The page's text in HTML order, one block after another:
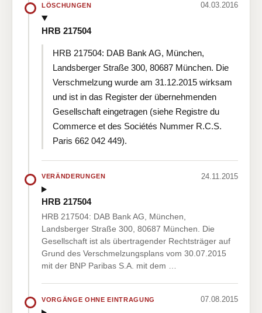
LÖSCHUNGEN 04.03.2016
HRB 217504
HRB 217504: DAB Bank AG, München,
Landsberger Straße 300, 80687 München. Die
Verschmelzung wurde am 31.12.2015 wirksam
und ist in das Register der übernehmenden
Gesellschaft eingetragen (siehe Registre du
Commerce et des Sociétés Nummer R.C.S.
Paris 662 042 449).
VERÄNDERUNGEN 24.11.2015
HRB 217504
HRB 217504: DAB Bank AG, München,
Landsberger Straße 300, 80687 München. Die
Gesellschaft ist als übertragender Rechtsträger auf
Grund des Verschmelzungsplans vom 30.07.2015
mit der BNP Paribas S.A. mit dem …
VORGÄNGE OHNE EINTRAGUNG 07.08.2015